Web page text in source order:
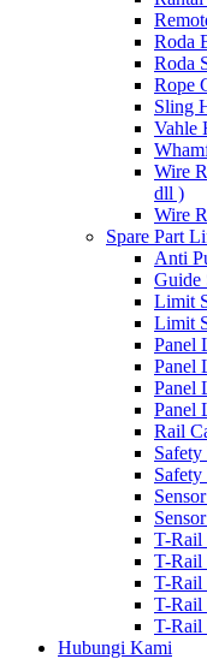
Roda
Roda
Rope
Sling
Vahle
Wire
dll )
Wire
Spare Part
Anti
Guide
Limit
Limit
Panel
Panel
Panel
Panel
Rail
T-Rail
T-Rail
T-Rail
T-Rail
T-Rail
Hubungi Kami